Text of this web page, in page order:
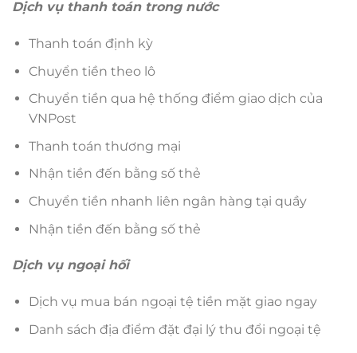
Dịch vụ thanh toán trong nước
Thanh toán định kỳ
Chuyển tiền theo lô
Chuyển tiền qua hệ thống điểm giao dịch của
VNPost
Thanh toán thương mại
Nhận tiền đến bằng số thẻ
Chuyển tiền nhanh liên ngân hàng tại quầy
Nhận tiền đến bằng số thẻ
Dịch vụ ngoại hối
Dịch vụ mua bán ngoại tệ tiền mặt giao ngay
Danh sách địa điểm đặt đại lý thu đổi ngoại tệ